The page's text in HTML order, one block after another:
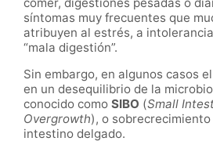
síntomas muy frecuentes que
atribuyen al estrés, a
“mala digestión”.
Sin embargo, en algunos casos
en un desequilibrio de la
conocido como SIBO (Small
Overgrowth), o
intestino delgado.